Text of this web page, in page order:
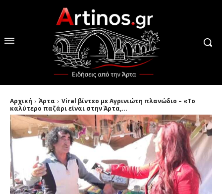
Αρχική Άρτα
Viral βίντεο με Αγρινιώτη πλανώδιο – «Το
καλύτερο παζάρι είναι στην Άρτα,...